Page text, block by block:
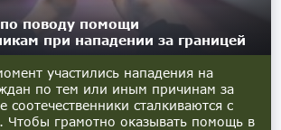
поводу помощи
при нападении за границей
участились нападения на
по тем или иным причинам за
соотечественники сталкиваются с
Чтобы грамотно оказывать помощь в